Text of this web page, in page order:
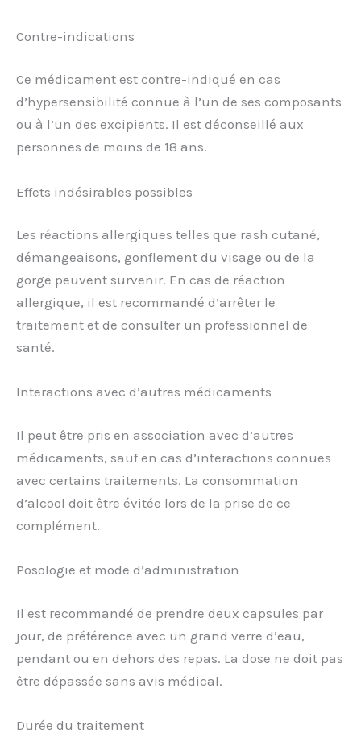
Contre-indications
Ce médicament est contre-indiqué en cas
d’hypersensibilité connue à l’un de ses composants
ou à l’un des excipients. Il est déconseillé aux
personnes de moins de 18 ans.
Effets indésirables possibles
Les réactions allergiques telles que rash cutané,
démangeaisons, gonflement du visage ou de la
gorge peuvent survenir. En cas de réaction
allergique, il est recommandé d’arrêter le
traitement et de consulter un professionnel de
santé.
Interactions avec d’autres médicaments
Il peut être pris en association avec d’autres
médicaments, sauf en cas d’interactions connues
avec certains traitements. La consommation
d’alcool doit être évitée lors de la prise de ce
complément.
Posologie et mode d’administration
Il est recommandé de prendre deux capsules par
jour, de préférence avec un grand verre d’eau,
pendant ou en dehors des repas. La dose ne doit pas
être dépassée sans avis médical.
Durée du traitement